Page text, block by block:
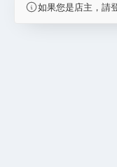
如果您是店主，請